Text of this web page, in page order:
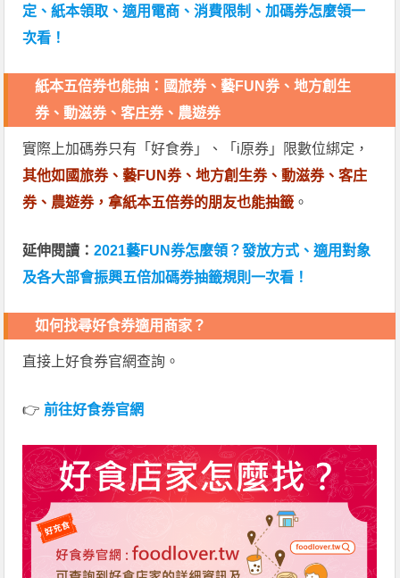
定、紙本領取、適用電商、消費限制、加碼券怎麼領一
次看！
紙本五倍券也能抽：國旅券、藝FUN券、地方創生
券、動滋券、客庄券、農遊券
實際上加碼券只有「好食券」、「i原券」限數位綁定，
其他如國旅券、藝FUN券、地方創生券、動滋券、客庄
券、農遊券，拿紙本五倍券的朋友也能抽籤 。
延伸閱讀：2021藝FUN券怎麼領？發放方式、適用對象
及各大部會振興五倍加碼券抽籤規則一次看！
如何找尋好食券適用商家？
直接上好食券官網查詢。
👉前往好食券官網